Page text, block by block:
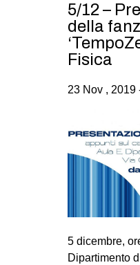
5/12 –
della
Fisica
23 Nov , 2019
5 dicembre,
Dipartimento